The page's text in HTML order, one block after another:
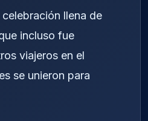
llena de
incluso fue
viajeros en el
se unieron para